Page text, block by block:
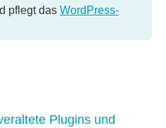
pflegt das WordPress-
Plugins und